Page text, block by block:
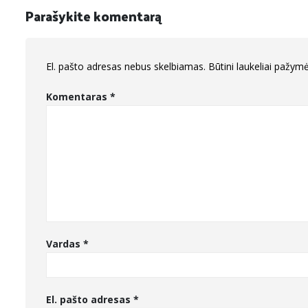
Parašykite komentarą
El. pašto adresas nebus skelbiamas. Būtini laukeliai
Komentaras *
Vardas *
El. pašto adresas *